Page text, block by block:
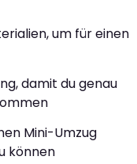
um für einen
damit du genau
Mini-Umzug
können